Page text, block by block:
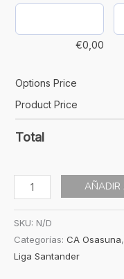
€0,00
Options Price
Product Price
Total
AÑADIR
SKU: N/D
Categorías: CA Osasuna,
Liga Santander